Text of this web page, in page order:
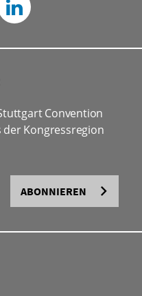
Convention
Kongressregion
ABONNIEREN